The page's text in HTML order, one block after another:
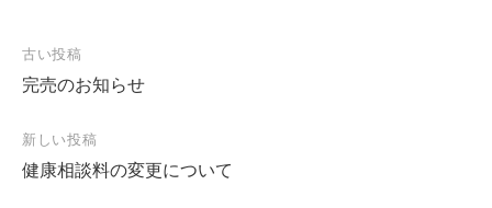
投
稿
ナ
ビ
ゲ
古い投稿
完売のお知らせ
新しい投稿
健康相談料の変更について